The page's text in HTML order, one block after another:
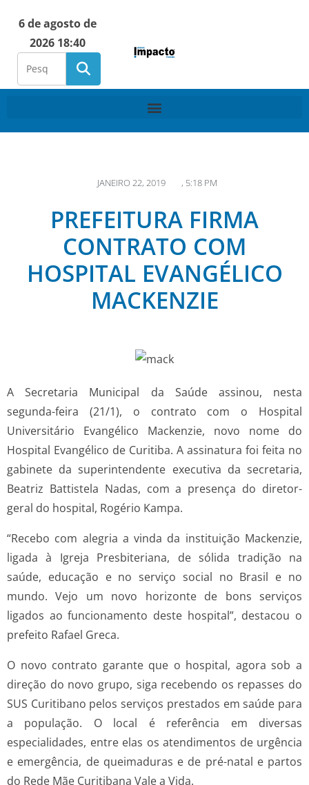
6 de agosto de
2026 18:40
JANEIRO 22, 2019 , 5:18 PM
PREFEITURA FIRMA
CONTRATO COM
HOSPITAL EVANGÉLICO
MACKENZIE
A Secretaria Municipal da Saúde assinou, nesta
segunda-feira (21/1), o contrato com o Hospital
Universitário Evangélico Mackenzie, novo nome do
Hospital Evangélico de Curitiba. A assinatura foi feita no
gabinete da superintendente executiva da secretaria,
Beatriz Battistela Nadas, com a presença do diretor-
geral do hospital, Rogério Kampa.
“Recebo com alegria a vinda da instituição Mackenzie,
ligada à Igreja Presbiteriana, de sólida tradição na
saúde, educação e no serviço social no Brasil e no
mundo. Vejo um novo horizonte de bons serviços
ligados ao funcionamento deste hospital”, destacou o
prefeito Rafael Greca.
O novo contrato garante que o hospital, agora sob a
direção do novo grupo, siga recebendo os repasses do
SUS Curitibano pelos serviços prestados em saúde para
a população. O local é referência em diversas
especialidades, entre elas os atendimentos de urgência
e emergência, de queimaduras e de pré-natal e partos
do Rede Mãe Curitibana Vale a Vida.